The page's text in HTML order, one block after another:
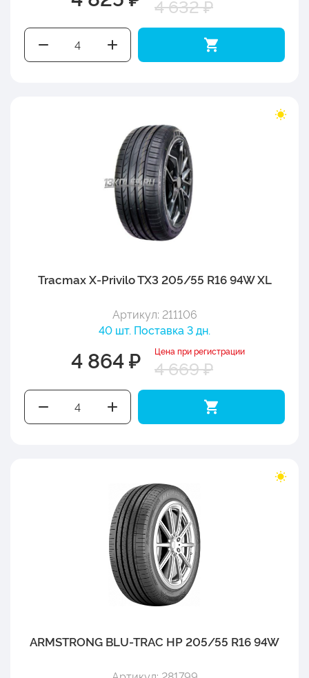
4 632 ₽
Tracmax X-Privilo TX3 205/55 R16 94W XL
Артикул: 211106
40 шт. Поставка 3 дн.
4 864 ₽ Цена при регистрации
4 669 ₽
ARMSTRONG BLU-TRAC HP 205/55 R16 94W